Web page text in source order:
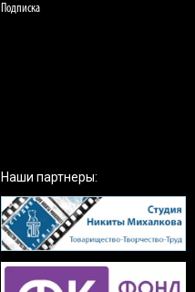
Подписка
Наши партнеры: